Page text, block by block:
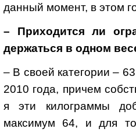
данный момент, в этом
– Приходится ли
держаться в одном
– В своей категории –
2010 года, причем
я эти килограммы
максимум 64, и для